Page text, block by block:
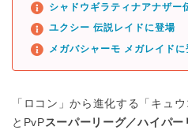
シャドウギラティナアナザー
ユクシー 伝説レイドに登場
メガバシャーモ メガレイドに
「ロコン」から進化する「キュ
とPvP スーパーリーグ／ハイパ